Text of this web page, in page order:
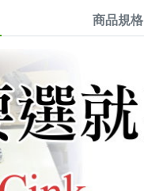
商品規格